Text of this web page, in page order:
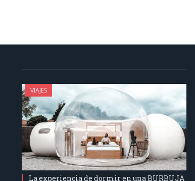
VIAJES
La experiencia de dormir en una BURBUJA